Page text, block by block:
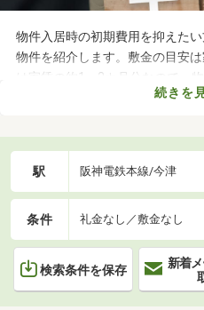
物件入居時の初期費用を抑えた
物件を紹介します。敷金の目安
は家賃の約1～2カ月分なので、
用意しなければなりません。新
部屋を見つけましょう。
続きを
駅 阪神電鉄本線/今津
条件 礼金なし／敷金なし
検索条件を保存
新着